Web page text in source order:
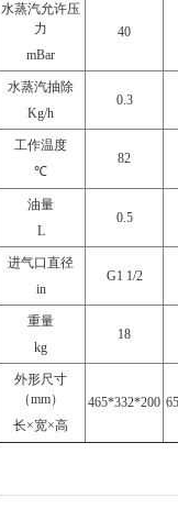
水蒸汽允许压
力
mBar
40
水蒸汽抽除
Kg/h
0.3
工作温度
℃
82
油量
L
0.5
进气口直径
in
G1 1/2
重量
kg
18
外形尺寸
（mm）
长×宽×高
465*332*200